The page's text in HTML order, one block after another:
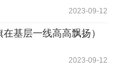
2023-09-12
基层一线高高飘扬）
2023-09-12